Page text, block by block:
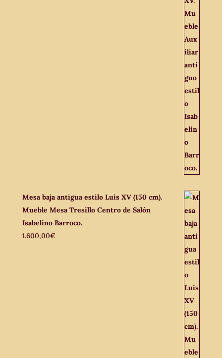
Mesa baja antigua estilo Luis XV (150 cm).
Mueble Mesa Tresillo Centro de Salón
Isabelino Barroco.
1.600,00€